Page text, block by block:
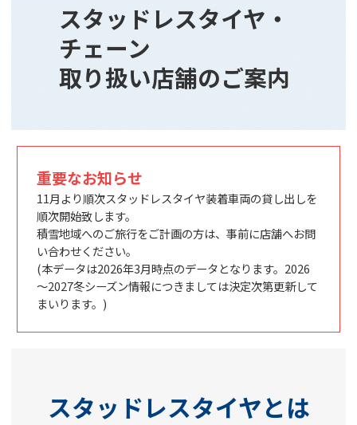
スタッドレスタイヤ・
チェーン
取り扱い店舗のご案内
重要なお知らせ
11月より順次スタッドレスタイヤ装着車両の貸し出しを
順次開始致します。
積雪地域へのご旅行をご計画の方は、事前に店舗へお問
い合わせください。
(本データは2026年3月時点のデータとなります。2026
～2027冬シーズン情報につきましては決定次第更新して
まいります。)
スタッドレスタイヤとは